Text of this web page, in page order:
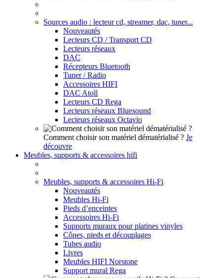
Sources audio : lecteur cd, streamer, dac, tuner...
Nouveautés
Lecteurs CD / Transport CD
Lecteurs réseaux
DAC
Récepteurs Bluetooth
Tuner / Radio
Accessoires HIFI
DAC Atoll
Lecteurs CD Rega
Lecteurs réseaux Bluesound
Lecteurs réseaux Octavio
Comment choisir son matériel dématérialisé ? Je
découvre
Meubles, supports & accessoires hifi
Meubles, supports & accessoires Hi-Fi
Nouveautés
Meubles Hi-Fi
Pieds d’enceintes
Accessoires Hi-Fi
Supports muraux pour platines vinyles
Cônes, pieds et découplages
Tubes audio
Livres
Meubles HIFI Norstone
Support mural Rega